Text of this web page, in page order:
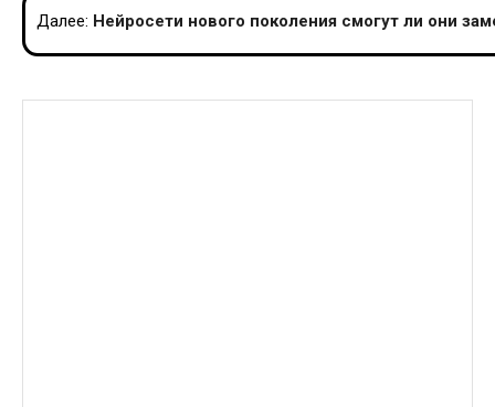
записям
Далее: Нейросети нового поколения смогут ли они